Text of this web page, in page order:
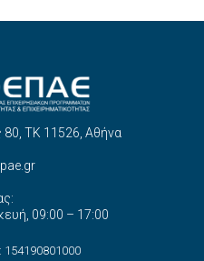
ΤΚ 11526, Αθήνα
09:00 – 17:00